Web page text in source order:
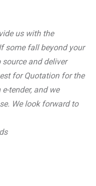
us with the
some fall beyond your
source and deliver
for Quotation for the
tender, and we
We look forward to